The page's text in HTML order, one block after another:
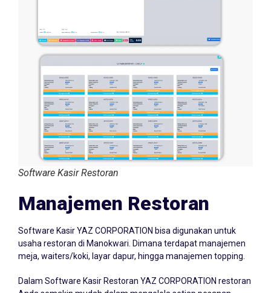
Software Kasir Restoran
Manajemen Restoran
usaha restoran di Manokwari. Dimana terdapat manajemen
meja, waiters/koki, layar dapur, hingga manajemen topping.
Anda semakin mudah dalam mengelola setiap pesanan.